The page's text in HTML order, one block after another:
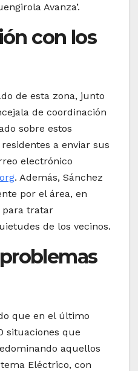
Avanza’.
con los
de esta zona, junto
de coordinación
sobre estos
a enviar sus
electrónico
. Además, Sánchez
por el área, en
para tratar
de los vecinos.
que en el último
situaciones que
aquellos
Eléctrico, con